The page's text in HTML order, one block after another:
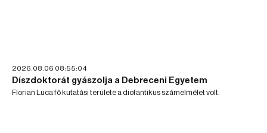
2026.08.06 08:55:04
Díszdoktorát gyászolja a Debreceni Egyetem
Florian Luca fő kutatási területe a diofantikus számelmélet volt.